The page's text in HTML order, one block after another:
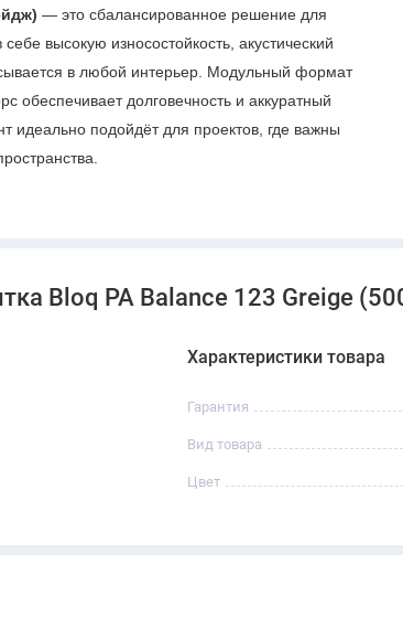
— это сбалансированное решение для
высокую износостойкость, акустический
в любой интерьер. Модульный формат
долговечность и аккуратный
идеально подойдёт для проектов, где важны
Bloq PA Balance 123 Greige
Характеристики товара
Гарантия
Вид товара
Цвет